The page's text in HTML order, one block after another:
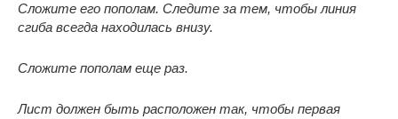
Сложите его пополам. Следите за тем, чтобы линия
сгиба всегда находилась внизу.
Сложите пополам еще раз.
Лист должен быть расположен так, чтобы первая